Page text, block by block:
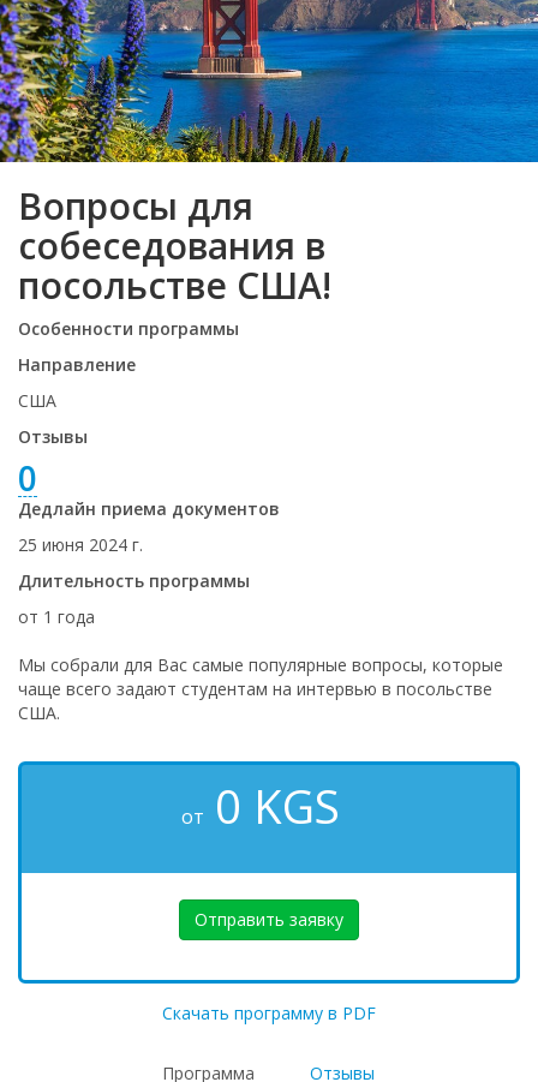
Вопросы для
собеседования в
посольстве США!
Особенности программы
Направление
США
Отзывы
0
Дедлайн приема документов
25 июня 2024 г.
Длительность программы
от 1 года
Мы собрали для Вас самые популярные вопросы, которые
чаще всего задают студентам на интервью в посольстве
США.
от 0 KGS
Отправить заявку
Скачать программу в PDF
Программа Отзывы